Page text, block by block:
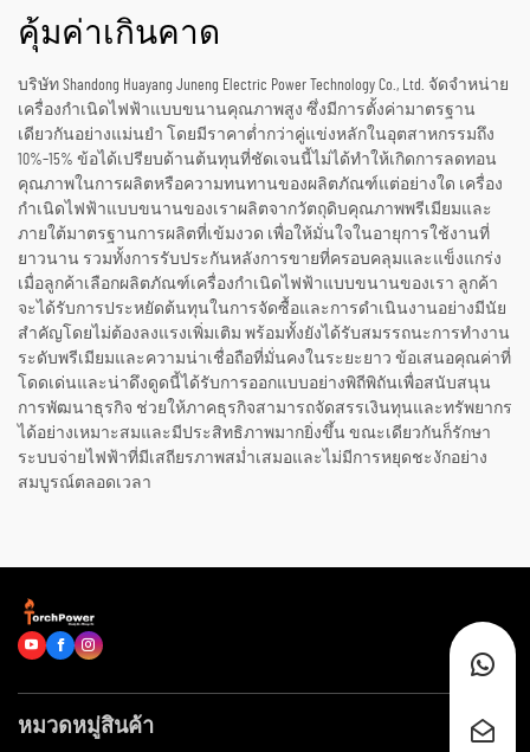
คุ้มค่าเกินคาด
บริษัท Shandong Huayang Juneng Electric Power Technology Co., Ltd. จัดจำหน่าย
เครื่องกำเนิดไฟฟ้าแบบขนานคุณภาพสูง ซึ่งมีการตั้งค่ามาตรฐาน
เดียวกันอย่างแม่นยำ โดยมีราคาต่ำกว่าคู่แข่งหลักในอุตสาหกรรมถึง
10%–15% ข้อได้เปรียบด้านต้นทุนที่ชัดเจนนี้ไม่ได้ทำให้เกิดการลดทอน
คุณภาพในการผลิตหรือความทนทานของผลิตภัณฑ์แต่อย่างใด เครื่อง
กำเนิดไฟฟ้าแบบขนานของเราผลิตจากวัตถุดิบคุณภาพพรีเมียมและ
ภายใต้มาตรฐานการผลิตที่เข้มงวด เพื่อให้มั่นใจในอายุการใช้งานที่
ยาวนาน รวมทั้งการรับประกันหลังการขายที่ครอบคลุมและแข็งแกร่ง
เมื่อลูกค้าเลือกผลิตภัณฑ์เครื่องกำเนิดไฟฟ้าแบบขนานของเรา ลูกค้า
จะได้รับการประหยัดต้นทุนในการจัดซื้อและการดำเนินงานอย่างมีนัย
สำคัญโดยไม่ต้องลงแรงเพิ่มเติม พร้อมทั้งยังได้รับสมรรถนะการทำงาน
ระดับพรีเมียมและความน่าเชื่อถือที่มั่นคงในระยะยาว ข้อเสนอคุณค่าที่
โดดเด่นและน่าดึงดูดนี้ได้รับการออกแบบอย่างพิถีพิถันเพื่อสนับสนุน
การพัฒนาธุรกิจ ช่วยให้ภาคธุรกิจสามารถจัดสรรเงินทุนและทรัพยากร
ได้อย่างเหมาะสมและมีประสิทธิภาพมากยิ่งขึ้น ขณะเดียวกันก็รักษา
ระบบจ่ายไฟฟ้าที่มีเสถียรภาพสม่ำเสมอและไม่มีการหยุดชะงักอย่าง
สมบูรณ์ตลอดเวลา
หมวดหมู่สินค้า